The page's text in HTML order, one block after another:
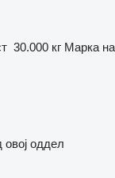
30.000 кг Марка на
овој оддел